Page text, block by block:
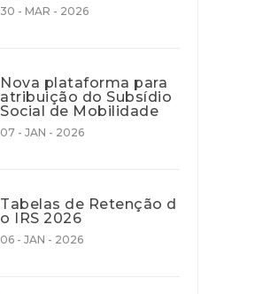
30 - MAR - 2026
Nova plataforma para
atribuição do Subsídio
Social de Mobilidade
07 - JAN - 2026
Tabelas de Retenção d
o IRS 2026
06 - JAN - 2026